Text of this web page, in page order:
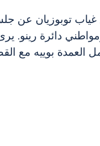
توبوزيان عن
ومواطني دائرة
العمدة بوييه مع